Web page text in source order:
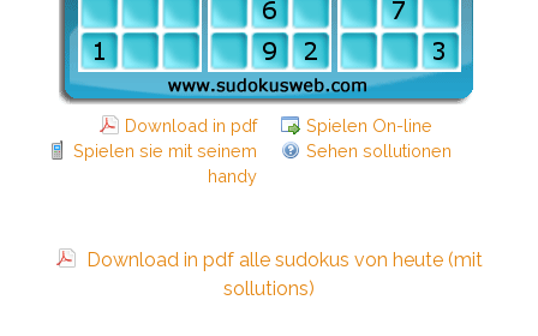
Download in pdf
Spielen On-line
Spielen sie mit seinem
handy
Sehen sollutionen
Download in pdf alle sudokus von heute (mit
sollutions)